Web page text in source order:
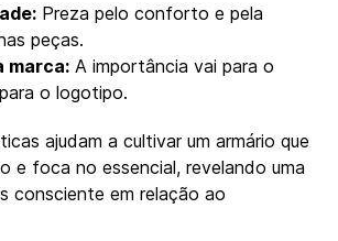
Preza pelo conforto e pela
peças.
marca: A importância vai para o
o logotipo.
ajudam a cultivar um armário que
e foca no essencial, revelando uma
consciente em relação ao